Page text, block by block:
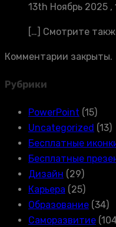
13th Ноябрь 2025 ,
[…] Смотрите
Комментарии закрыты.
Рубрики
PowerPoint (15)
Uncategorized (13)
Бесплатные
Бесплатные
Дизайн (29)
Карьера (25)
Образование (34)
Саморазвитие